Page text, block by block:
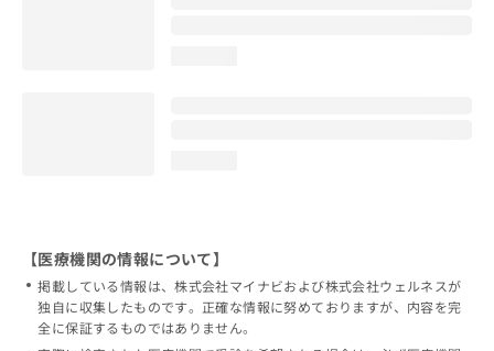
【医療機関の情報について】
掲載している情報は、株式会社マイナビおよび株式会社ウェルネスが
独自に収集したものです。正確な情報に努めておりますが、内容を完
全に保証するものではありません。